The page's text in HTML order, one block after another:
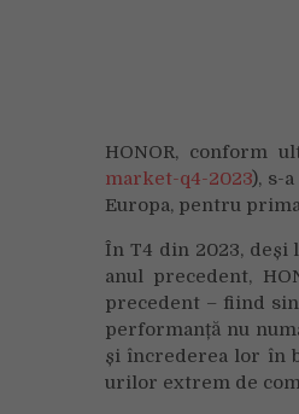
HONOR, conform
market-q4-2023), s-
Europa, pentru
În T4 din 2023, deși
anul precedent,
precedent – fiind
performanță nu
și încrederea lor în
urilor extrem de